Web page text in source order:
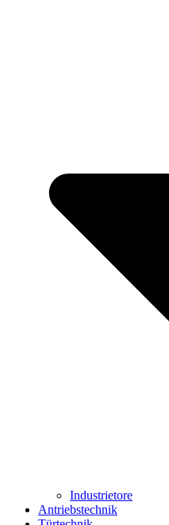
Industrietore
Antriebstechnik